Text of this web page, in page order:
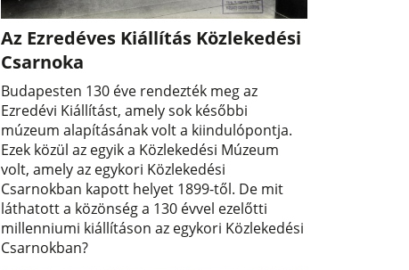
Az Ezredéves Kiállítás Közlekedési
Csarnoka
Budapesten 130 éve rendezték meg az
Ezredévi Kiállítást, amely sok későbbi
múzeum alapításának volt a kiindulópontja.
Ezek közül az egyik a Közlekedési Múzeum
volt, amely az egykori Közlekedési
Csarnokban kapott helyet 1899-től. De mit
láthatott a közönség a 130 évvel ezelőtti
millenniumi kiállításon az egykori Közlekedési
Csarnokban?